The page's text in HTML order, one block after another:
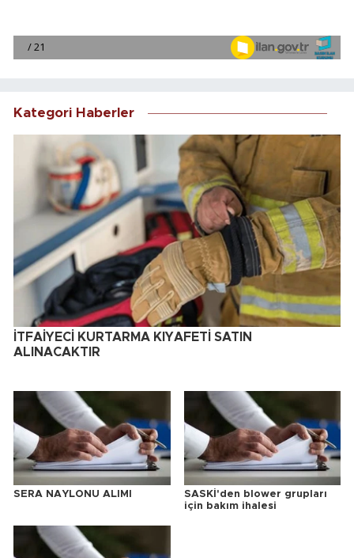
Kategori Haberler
İTFAİYECİ KURTARMA KIYAFETİ SATIN
ALINACAKTIR
SERA NAYLONU ALIMI
SASKİ'den blower grupları
için bakım ihalesi